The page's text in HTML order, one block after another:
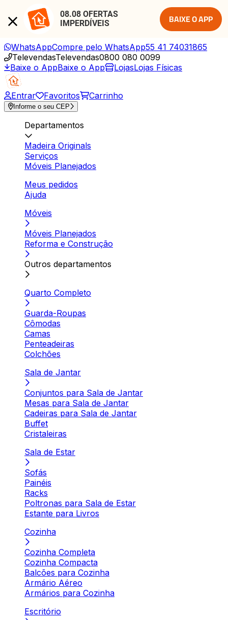
08.08 OFERTAS
IMPERDÍVEIS
BAIXE O APP
WhatsAppCompre pelo WhatsApp55 41 74031865
TelevendasTelevendas0800 080 0099
Baixe o AppBaixe o App LojasLojas Físicas
Entrar Favoritos Carrinho
Informe o seu CEP
Departamentos
Madeira Originals
Serviços
Móveis Planejados
Meus pedidos
Ajuda
Móveis
Móveis Planejados
Reforma e Construção
Outros departamentos
Quarto Completo
Guarda-Roupas
Cômodas
Camas
Penteadeiras
Colchões
Sala de Jantar
Conjuntos para Sala de Jantar
Mesas para Sala de Jantar
Cadeiras para Sala de Jantar
Buffet
Cristaleiras
Sala de Estar
Sofás
Painéis
Racks
Poltronas para Sala de Estar
Estante para Livros
Cozinha
Cozinha Completa
Cozinha Compacta
Balcões para Cozinha
Armário Aéreo
Armários para Cozinha
Escritório